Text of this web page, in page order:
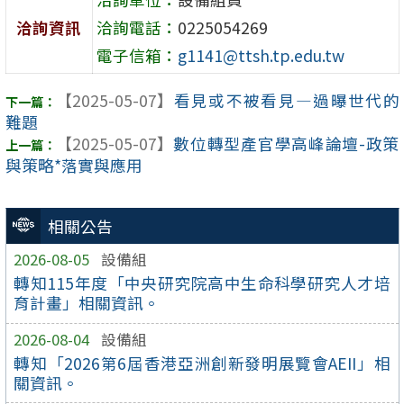
相關公告
2026-08-05 設備組
轉知115年度「中央研究院高中生命科學研究人才培
育計畫」相關資訊。
2026-08-04 設備組
轉知「2026第6屆香港亞洲創新發明展覽會AEII」相
關資訊。
洽詢資訊
洽詢電話： 0225054269
電子信箱： g1141@ttsh.tp.edu.tw
【2025-05-07】 看見或不被看見—過曝世代的
難題
【2025-05-07】 數位轉型產官學高峰論壇-政策
與策略*落實與應用